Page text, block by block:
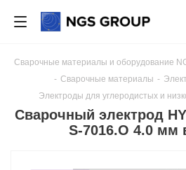
Сварочные материалы и оборудование
- Сварочные материалы -
Электроды для углеродистых и
Сварочный электрод
S-7016.O 4.0 мм